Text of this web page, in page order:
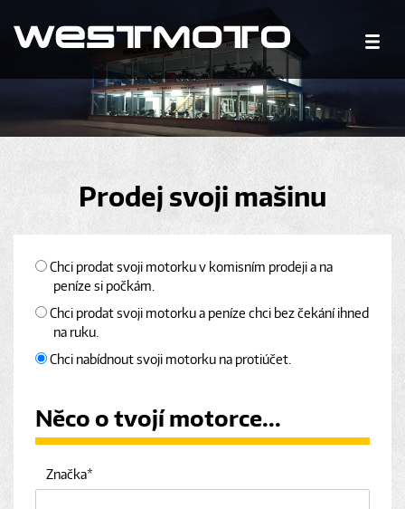
Prodej svoji mašinu
Chci prodat svoji motorku v komisním prodeji a na
peníze si počkám.
Chci prodat svoji motorku a peníze chci bez čekání ihned
na ruku.
Chci nabídnout svoji motorku na protiúčet.
Něco o tvojí motorce...
Značka